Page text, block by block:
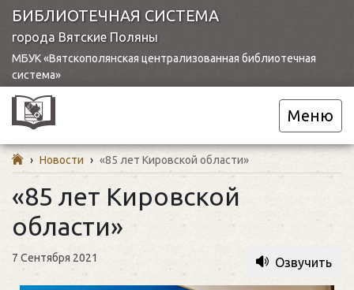
БИБЛИОТЕЧНАЯ СИСТЕМА
города Вятские Поляны
МБУК «Вятскополянская централизованная библиотечная
система»
Меню
› Новости › «85 лет Кировской области»
«85 лет Кировской
области»
7 Сентября 2021 Озвучить